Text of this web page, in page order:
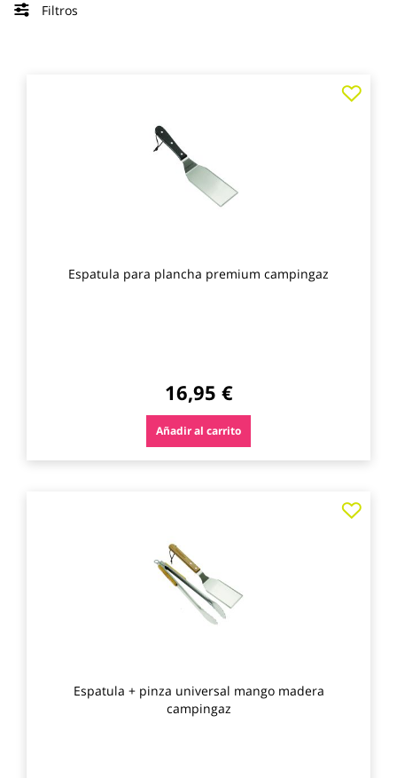
Filtros
Espatula para plancha premium campingaz
16,95 €
Añadir al carrito
Espatula + pinza universal mango madera
campingaz